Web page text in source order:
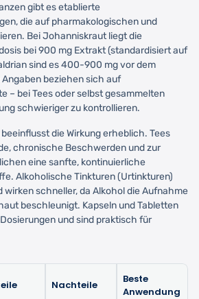
gibt es etablierte
die auf pharmakologischen und
Bei Johanniskraut liegt die
bei 900 mg Extrakt (standardisiert auf
sind es 400-900 mg vor dem
beziehen sich auf
– bei Tees oder selbst gesammelten
schwieriger zu kontrollieren.
die Wirkung erheblich. Tees
chronische Beschwerden und zur
eine sanfte, kontinuierliche
Alkoholische Tinkturen (Urtinkturen)
wirken schneller, da Alkohol die Aufnahme
beschleunigt. Kapseln und Tabletten
und sind praktisch für
Nachteile
Beste
Anwendung